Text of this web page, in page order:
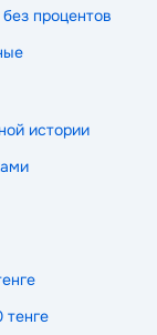
процентов
истории